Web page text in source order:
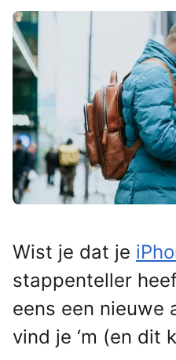
Wist je dat je
stappenteller
eens een nieuwe
vind je ‘m (en dit